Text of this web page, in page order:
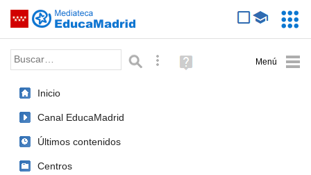
Saltar navegación
Palabra o frase: Búsqueda avanzada
Ayuda
(en
Inicio
Canal EducaMadrid
Últimos contenidos
Centros